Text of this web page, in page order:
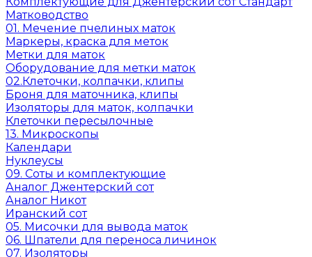
Матководство
01. Мечение пчелиных маток
Маркеры, краска для меток
Метки для маток
Оборудование для метки маток
02.Клеточки, колпачки, клипы
Броня для маточника, клипы
Изоляторы для маток, колпачки
Клеточки пересылочные
13. Микроскопы
Календари
Нуклеусы
09. Соты и комплектующие
Аналог Джентерский сот
Аналог Никот
Иранский сот
05. Мисочки для вывода маток
06. Шпатели для переноса личинок
07. Изоляторы